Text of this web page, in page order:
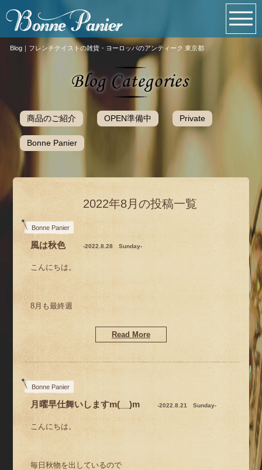
Blog｜フレンチテイストの雑貨・ヨーロッパのアンティーク 東京都
商品のご紹介 OPEN準備中 Private
Bonne Panier
2022年8月の投稿一覧
Bonne Panier
風は秋色 -2022.8.28 Sunday-
こんにちは。
8月も最終週
昨日は久しぶりの夏日
だったけど、
今日はずいぶんと過ごしやすく
吹く風も秋めいて来ましたね。
Read More
Bonne Panier
月曜早仕舞いしますm(__)m -2022.8.21 Sunday-
こんにちは。
毎日秋物を出しているので